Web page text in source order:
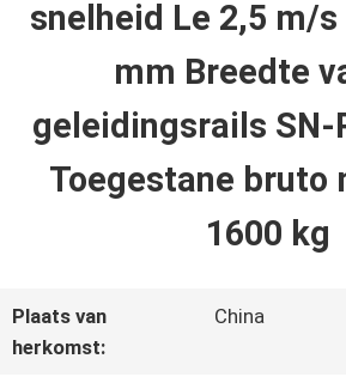
PRODUCTEN
VIDEO'S
snelheid Le 2,5 m/
mm Breedte
geleidingsrails SN-
Toegestane bruto
1600 kg
Plaats van
herkomst:
China